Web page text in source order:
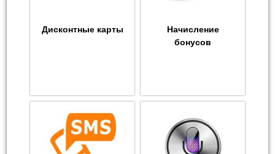
Дисконтные карты
Начисление
бонусов